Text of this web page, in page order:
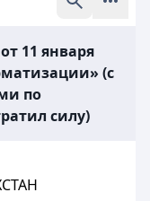
11 января
(с
по
силу)